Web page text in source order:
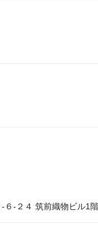
６-２４ 筑前織物ビル1階